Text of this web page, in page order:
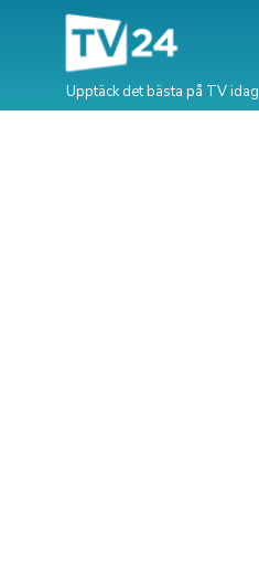
Upptäck det bästa på TV idag